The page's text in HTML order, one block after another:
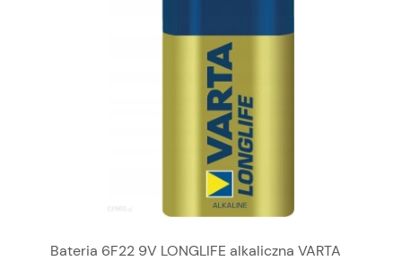
Bateria 6F22 9V LONGLIFE alkaliczna VARTA